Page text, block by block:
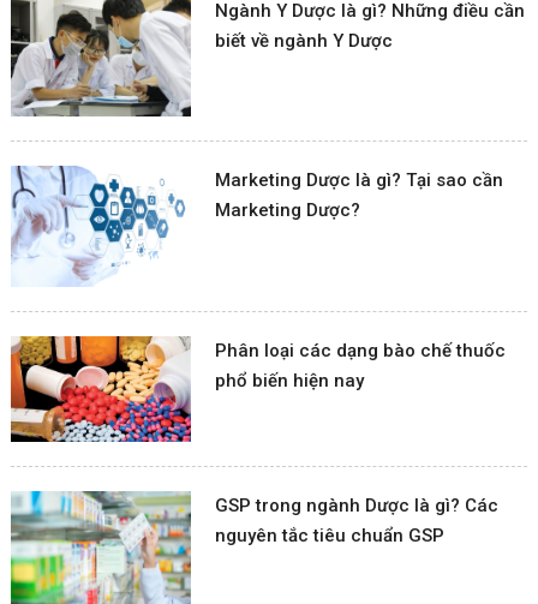
Ngành Y Dược là gì? Những điều cần
biết về ngành Y Dược
Marketing Dược là gì? Tại sao cần
Marketing Dược?
Phân loại các dạng bào chế thuốc
phổ biến hiện nay
GSP trong ngành Dược là gì? Các
nguyên tắc tiêu chuẩn GSP